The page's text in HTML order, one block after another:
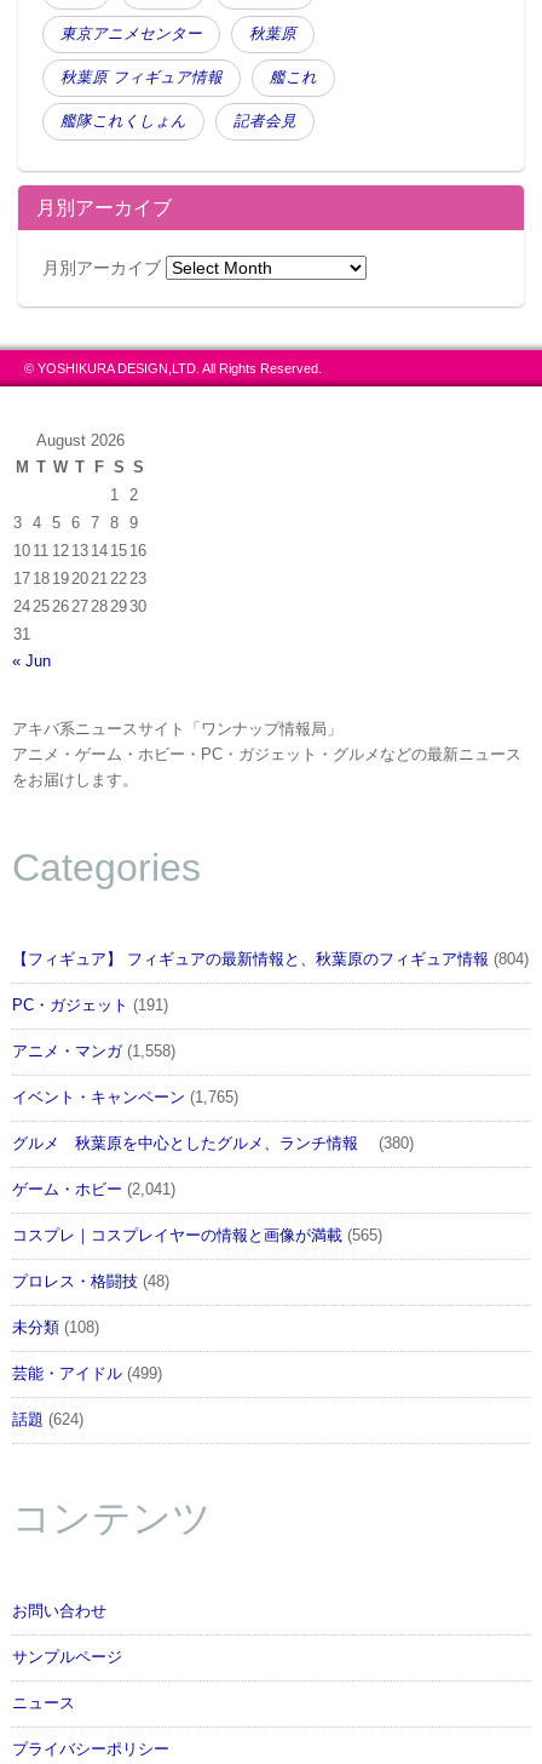
東京アニメセンター 秋葉原
秋葉原 フィギュア情報 艦これ
艦隊これくしょん 記者会見
月別アーカイブ
月別アーカイブ
© YOSHIKURA DESIGN,LTD. All Rights Reserved.
August 2026
M T W T F S S
1
2
3
4 5 6 7 8
9
10 11 12 13 14 15 16
17 18 19 20 21 22 23
24 25 26 27 28 2930
31
« Jun
アキバ系ニュースサイト「ワンナップ情報局」
アニメ・ゲーム・ホビー・PC・ガジェット・グルメなどの最新ニュース
をお届けします。
Categories
【フィギュア】 フィギュアの最新情報と、秋葉原のフィギュア情報 (804)
PC・ガジェット (191)
アニメ・マンガ(1,558)
イベント・キャンペーン (1,765)
グルメ 秋葉原を中心としたグルメ、ランチ情報 (380)
ゲーム・ホビー (2,041)
コスプレ｜コスプレイヤーの情報と画像が満載 (565)
プロレス・格闘技 (48)
未分類 (108)
芸能・アイドル (499)
話題 (624)
コンテンツ
お問い合わせ
サンプルページ
ニュース
プライバシーポリシー